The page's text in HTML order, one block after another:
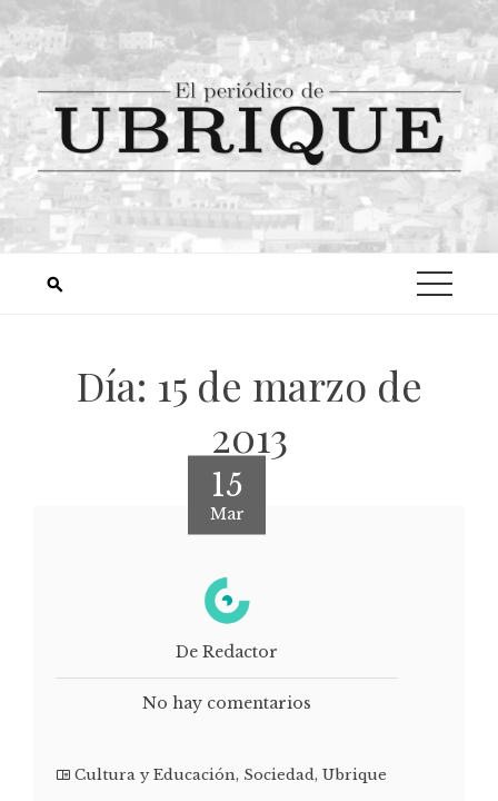
Día: 15 de marzo de
2013
15
Mar
De Redactor
No hay comentarios
Cultura y Educación, Sociedad, Ubrique